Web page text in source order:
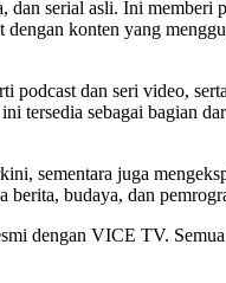
serial asli. Ini memberi
konten yang
dan seri video,
sebagai bagian
sementara juga
budaya, dan
dengan VICE TV.